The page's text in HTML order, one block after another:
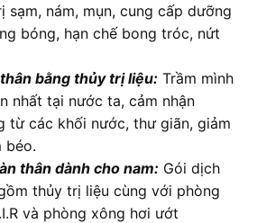
sạm, nám, mụn, cung cấp dưỡng
bóng, hạn chế bong tróc, nứt
bằng thủy trị liệu: Trầm mình
nhất tại nước ta, cảm nhận
từ các khối nước, thư giãn, giảm
béo.
thân dành cho nam: Gói dịch
thủy trị liệu cùng với phòng
và phòng xông hơi ướt